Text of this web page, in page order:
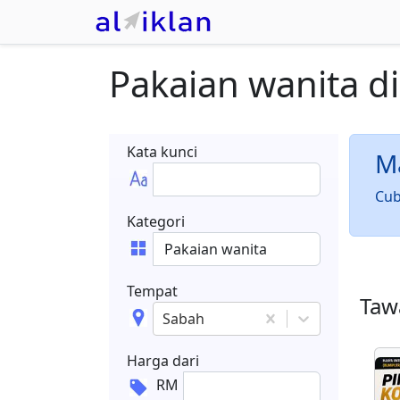
Pakaian wanita
Kata kunci
Kategori
Tempat
Sabah
Harga dari
RM